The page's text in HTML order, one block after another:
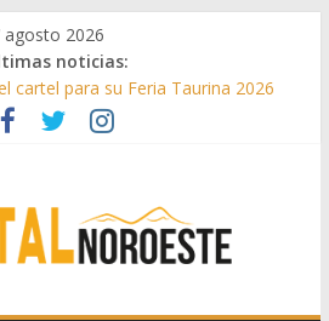
agosto 2026
noticias:
cartel para su Feria Taurina 2026
Noche del Indie’ de las fiestas
11 millones de euros a ayudas y